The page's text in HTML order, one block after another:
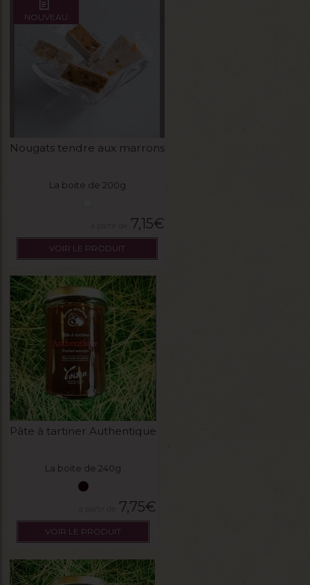
NOUVEAU
Nougats tendre aux marrons
La boite de 200g
7,15€
VOIR LE PRODUIT
Pâte à tartiner Authentique
La boite de 240g
7,75€
VOIR LE PRODUIT